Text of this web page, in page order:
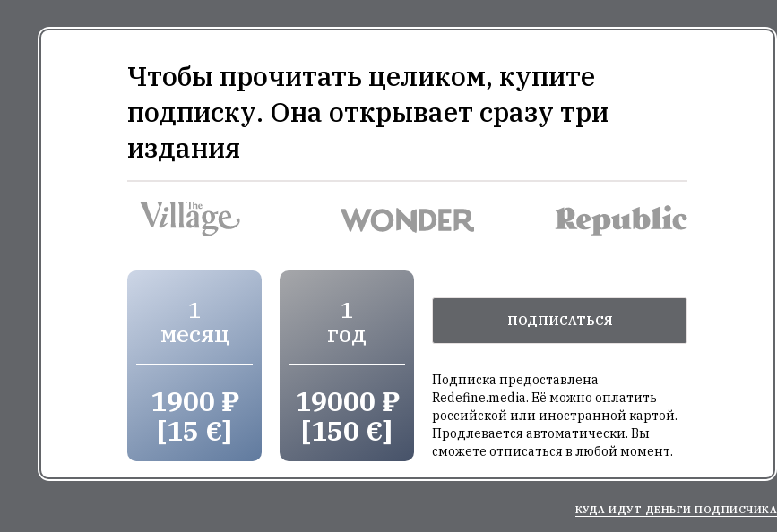
Чтобы прочитать целиком, купите
подписку. Она открывает сразу три
издания
1
месяц
1900 ₽
[15 €]
1
год
19000 ₽
[150 €]
ПОДПИСАТЬСЯ
Подписка предоставлена
Redefine.media. Её можно оплатить
российской или иностранной картой.
Продлевается автоматически. Вы
сможете отписаться в любой момент.
КУДА ИДУТ ДЕНЬГИ ПОДПИСЧИКА